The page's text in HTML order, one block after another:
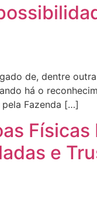
de, dentre
há o
Fazenda […]
e